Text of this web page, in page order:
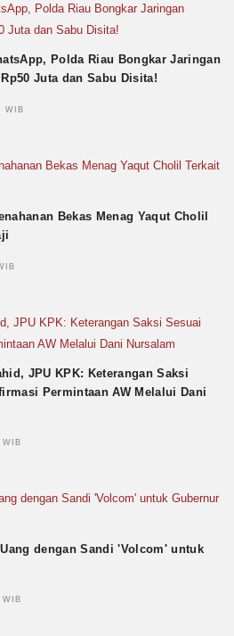
Polda Riau Bongkar Jaringan
Juta dan Sabu Disita!
WIB
Bekas Menag Yaqut Cholil
JPU KPK: Keterangan Saksi
Permintaan AW Melalui Dani
dengan Sandi 'Volcom' untuk